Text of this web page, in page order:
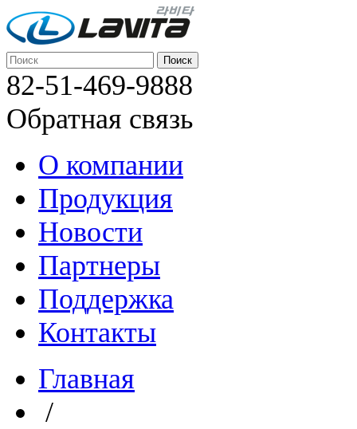
82-51-469-9888
Обратная связь
О компании
Продукция
Новости
Партнеры
Поддержка
Контакты
Главная
/